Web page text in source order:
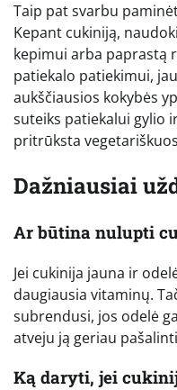
Taip pat svarbu
Kepant cukiniją,
kepimui arba paprastą
patiekalo patiekimui,
aukščiausios kokybės
suteiks patiekalui gylio
pritrūksta
Dažniausiai
Ar būtina nulupti
Jei cukinija jauna ir
daugiausia vitaminų.
subrendusi, jos odelė
atveju ją geriau
Ką daryti, jei